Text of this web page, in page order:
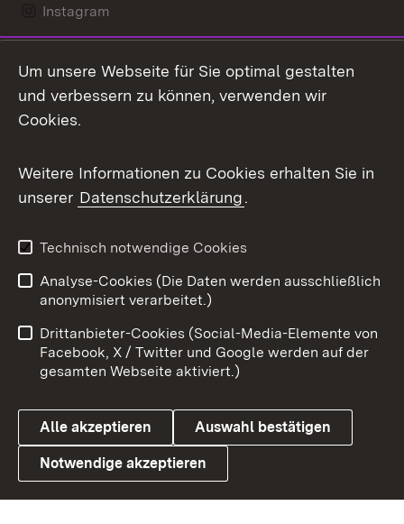
Instagram
Mastodon
Messenger
Social Wall
X / Twitter
Youtube
Link zum Landesportal
Benutzungshinweise
Barrierefreiheit
Datenschutz
Cookies
Um unsere Webseite für Sie optimal gestalten
und verbessern zu können, verwenden wir
Cookies.
Weitere Informationen zu Cookies erhalten Sie in
unserer Datenschutzerklärung.
Technisch notwendige Cookies
Analyse-Cookies (Die Daten werden ausschließlich
anonymisiert verarbeitet.)
Drittanbieter-Cookies (Social-Media-Elemente von
Facebook, X / Twitter und Google werden auf der
gesamten Webseite aktiviert.)
Alle akzeptieren Auswahl bestätigen
Notwendige akzeptieren